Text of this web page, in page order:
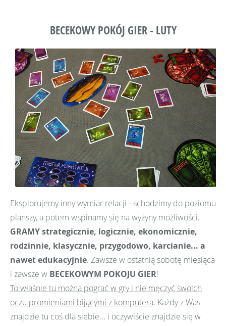
BECEKOWY POKÓJ GIER - LUTY
Eksplorujemy inny wymiar relacji - schodzimy do poziomu
planszy, a potem wspinamy się na wyżyny możliwości.
GRAMY strategicznie, logicznie, ekonomicznie,
rodzinnie, klasycznie, przygodowo, karcianie... a
nawet edukacyjnie. Zawsze w ostatnią sobotę miesiąca
i zawsze w BECEKOWYM POKOJU GIER!
To właśnie tu można pograć w gry i nie męczyć swoich
oczu promieniami bijącymi z komputera. Każdy z Was
znajdzie tu coś dla siebie... i oczywiście znajdzie się w